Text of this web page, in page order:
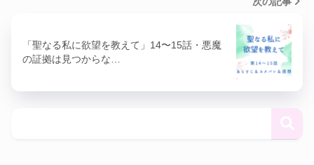
「聖なる私に欲望を教えて」14〜15話・悪魔
の証拠は見つからな…